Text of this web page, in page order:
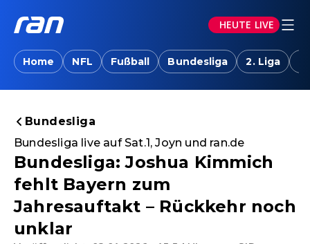
HEUTE LIVE
Home NFL Fußball Bundesliga 2. Liga
Bundesliga
Bundesliga live auf Sat.1, Joyn und ran.de
Bundesliga: Joshua Kimmich
fehlt Bayern zum
Jahresauftakt – Rückkehr noch
unklar